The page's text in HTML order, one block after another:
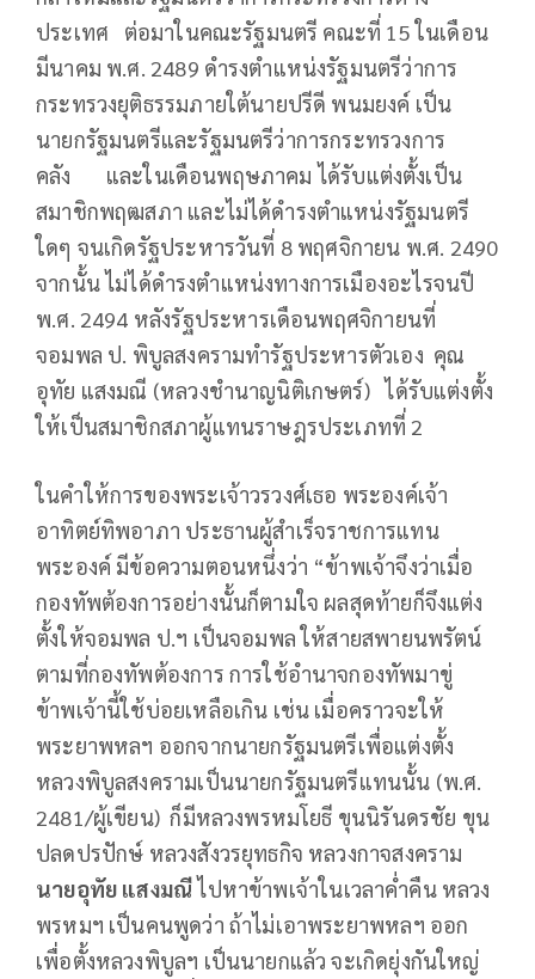
ประเทศ ต่อมาในคณะรัฐมนตรี คณะที่ 15 ในเดือน
มีนาคม พ.ศ. 2489 ดำรงตำแหน่งรัฐมนตรีว่าการ
กระทรวงยุติธรรมภายใต้นายปรีดี พนมยงค์ เป็น
นายกรัฐมนตรีและรัฐมนตรีว่าการกระทรวงการ
คลัง และในเดือนพฤษภาคม ได้รับแต่งตั้งเป็น
สมาชิกพฤฒสภา และไม่ได้ดำรงตำแหน่งรัฐมนตรี
ใดๆ จนเกิดรัฐประหารวันที่ 8 พฤศจิกายน พ.ศ. 2490
จากนั้น ไม่ได้ดำรงตำแหน่งทางการเมืองอะไรจนปี
พ.ศ. 2494 หลังรัฐประหารเดือนพฤศจิกายนที่
จอมพล ป. พิบูลสงครามทำรัฐประหารตัวเอง คุณ
อุทัย แสงมณี (หลวงชำนาญนิติเกษตร์) ได้รับแต่งตั้ง
ให้เป็นสมาชิกสภาผู้แทนราษฎรประเภทที่ 2
ในคำให้การของพระเจ้าวรวงศ์เธอ พระองค์เจ้า
อาทิตย์ทิพอาภา ประธานผู้สำเร็จราชการแทน
พระองค์ มีข้อความตอนหนึ่งว่า “ข้าพเจ้าจึงว่าเมื่อ
กองทัพต้องการอย่างนั้นก็ตามใจ ผลสุดท้ายก็จึงแต่ง
ตั้งให้จอมพล ป.ฯ เป็นจอมพล ให้สายสพายนพรัตน์
ตามที่กองทัพต้องการ การใช้อำนาจกองทัพมาขู่
ข้าพเจ้านี้ใช้บ่อยเหลือเกิน เช่น เมื่อคราวจะให้
พระยาพหลฯ ออกจากนายกรัฐมนตรีเพื่อแต่งตั้ง
หลวงพิบูลสงครามเป็นนายกรัฐมนตรีแทนนั้น (พ.ศ.
2481/ผู้เขียน) ก็มีหลวงพรหมโยธี ขุนนิรันดรชัย ขุน
ปลดปรปักษ์ หลวงสังวรยุทธกิจ หลวงกาจสงคราม
นายอุทัย แสงมณีไปหาข้าพเจ้าในเวลาค่ำคืน หลวง
พรหมฯ เป็นคนพูดว่า ถ้าไม่เอาพระยาพหลฯ ออก
เพื่อตั้งหลวงพิบูลฯ เป็นนายกแล้ว จะเกิดยุ่งกันใหญ่